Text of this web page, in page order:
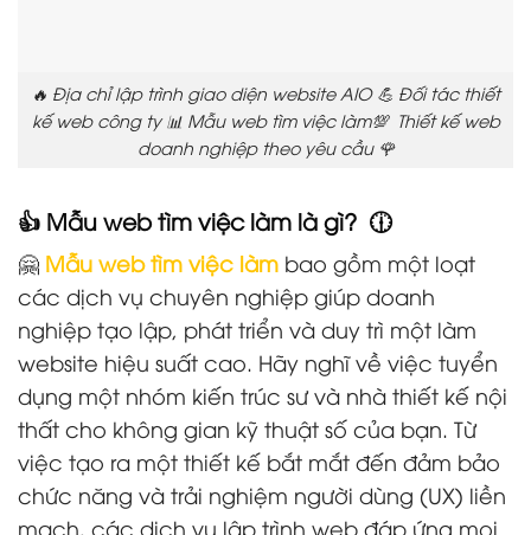
🔥 Địa chỉ lập trình giao diện website AIO 💪 Đối tác thiết
kế web công ty 📊 Mẫu web tìm việc làm💯 Thiết kế web
doanh nghiệp theo yêu cầu 🌹
👍 Mẫu web tìm việc làm là gì? 🕧
🤗 Mẫu web tìm việc làm bao gồm một loạt
các dịch vụ chuyên nghiệp giúp doanh
nghiệp tạo lập, phát triển và duy trì một làm
website hiệu suất cao. Hãy nghĩ về việc tuyển
dụng một nhóm kiến trúc sư và nhà thiết kế nội
thất cho không gian kỹ thuật số của bạn. Từ
việc tạo ra một thiết kế bắt mắt đến đảm bảo
chức năng và trải nghiệm người dùng (UX) liền
mạch, các dịch vụ lập trình web đáp ứng mọi